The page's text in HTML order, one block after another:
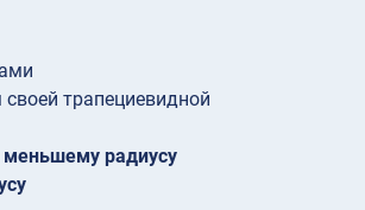
трапециевидной
меньшему радиусу